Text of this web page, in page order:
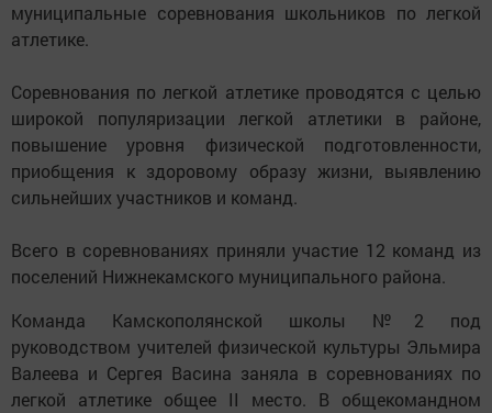
муниципальные соревнования школьников по легкой
атлетике.
Соревнования по легкой атлетике проводятся с целью
широкой популяризации легкой атлетики в районе,
повышение уровня физической подготовленности,
приобщения к здоровому образу жизни, выявлению
сильнейших участников и команд.
Всего в соревнованиях приняли участие 12 команд из
поселений Нижнекамского муниципального района.
Команда Камскополянской школы №2 под
руководством учителей физической культуры Эльмира
Валеева и Сергея Васина заняла в соревнованиях по
легкой атлетике общее II место. В общекомандном